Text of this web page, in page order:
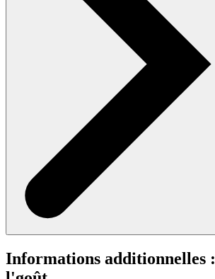
Informations additionnelles :